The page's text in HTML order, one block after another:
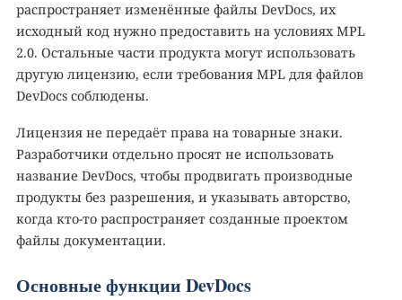
распространяет изменённые файлы DevDocs, их
исходный код нужно предоставить на условиях MPL
2.0. Остальные части продукта могут использовать
другую лицензию, если требования MPL для файлов
DevDocs соблюдены.
Лицензия не передаёт права на товарные знаки.
Разработчики отдельно просят не использовать
название DevDocs, чтобы продвигать производные
продукты без разрешения, и указывать авторство,
когда кто-то распространяет созданные проектом
файлы документации.
Основные функции DevDocs